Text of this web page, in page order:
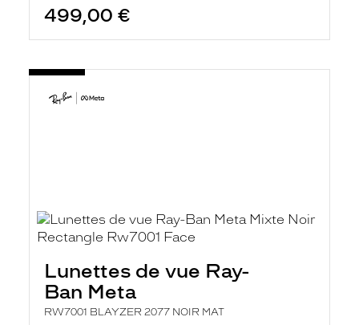
499,00 €
Lunettes de vue Ray-
Ban Meta
RW7001 BLAYZER 2077 NOIR MAT